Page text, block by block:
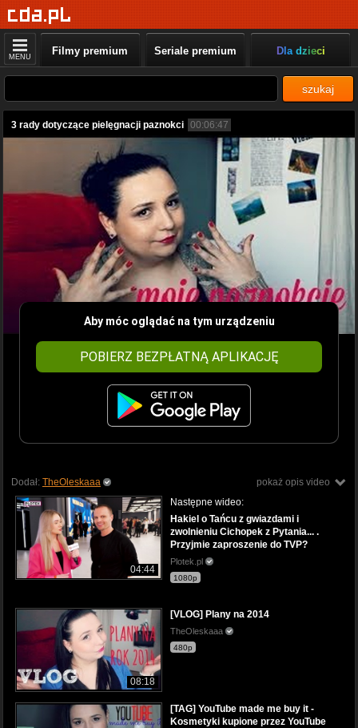
MENU Filmy premium Seriale premium Dla dzieci
szukaj
3 rady dotyczące pielęgnacji paznokci 00:06:47
Aby móc oglądać na tym urządzeniu
POBIERZ BEZPŁATNĄ APLIKACJĘ
pokaż opis video
Dodał: TheOleskaaa
04:44
Następne wideo:
Hakiel o Tańcu z gwiazdami i
zwolnieniu Cichopek z Pytania... .
Przyjmie zaproszenie do TVP?
Plotek.pl
1080p
08:18
[VLOG] Plany na 2014
TheOleskaaa
480p
[TAG] YouTube made me buy it -
Kosmetyki kupione przez YouTube